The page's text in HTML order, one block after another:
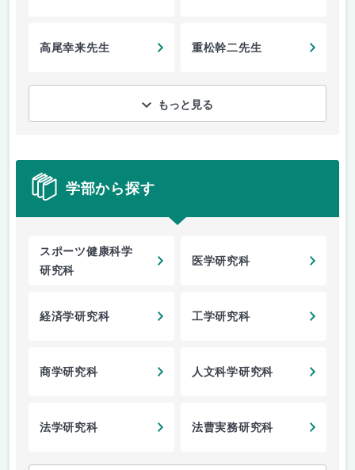
高尾幸来先生 重松幹二先生
もっと見る
学部から探す
スポーツ健康科学
研究科
医学研究科
経済学研究科 工学研究科
商学研究科 人文科学研究科
法学研究科 法曹実務研究科